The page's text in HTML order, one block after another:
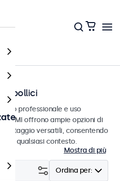
pollici
uso professionale e uso
HDMI offrono ampie opzioni di
versatili, consentendo
qualsiasi contesto.
Mostra di più
Ordina per: